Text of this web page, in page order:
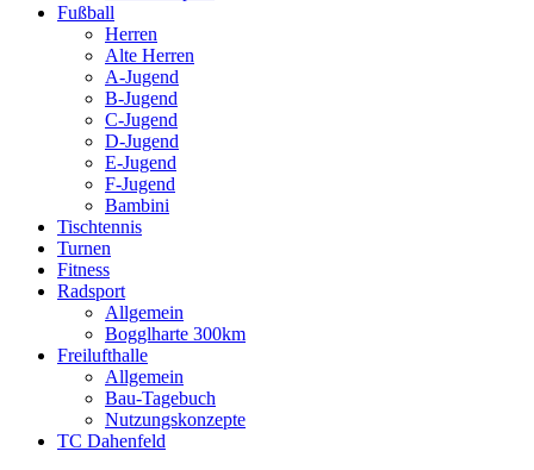
Fußball
Herren
Alte Herren
A-Jugend
B-Jugend
C-Jugend
D-Jugend
E-Jugend
F-Jugend
Bambini
Tischtennis
Turnen
Fitness
Radsport
Allgemein
Bogglharte 300km
Freilufthalle
Allgemein
Bau-Tagebuch
Nutzungskonzepte
TC Dahenfeld